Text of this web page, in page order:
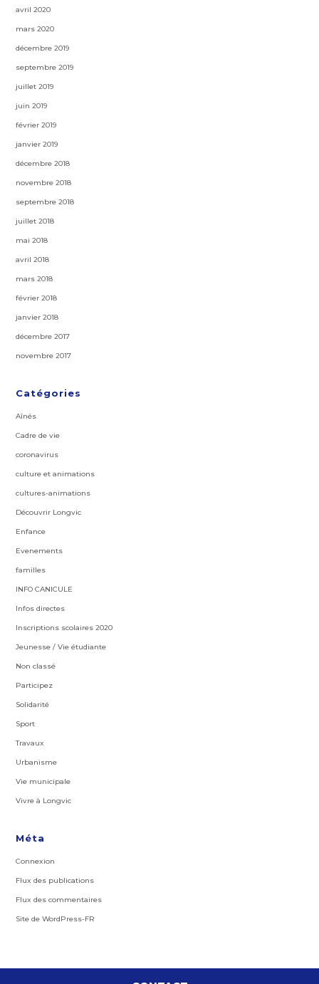
avril 2020
mars 2020
décembre 2019
septembre 2019
juillet 2019
juin 2019
février 2019
janvier 2019
décembre 2018
novembre 2018
septembre 2018
juillet 2018
mai 2018
avril 2018
mars 2018
février 2018
janvier 2018
décembre 2017
novembre 2017
Catégories
Aînés
Cadre de vie
coronavirus
culture et animations
cultures-animations
Découvrir Longvic
Enfance
Evenements
familles
INFO CANICULE
Infos directes
Inscriptions scolaires 2020
Jeunesse / Vie étudiante
Non classé
Participez
Solidarité
Sport
Travaux
Urbanisme
Vie municipale
Vivre à Longvic
Méta
Connexion
Flux des publications
Flux des commentaires
Site de WordPress-FR